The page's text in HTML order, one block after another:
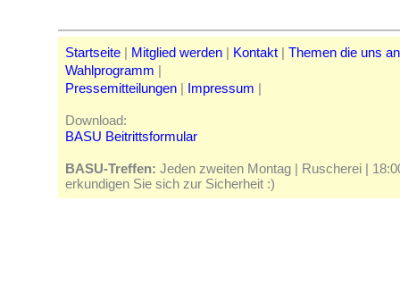
Startseite | Mitglied werden | Kontakt | Themen die uns
Wahlprogramm |
Pressemitteilungen | Impressum |
Download:
BASU Beitrittsformular
BASU-Treffen: Jeden zweiten Montag | Ruscherei |
erkundigen Sie sich zur Sicherheit :)